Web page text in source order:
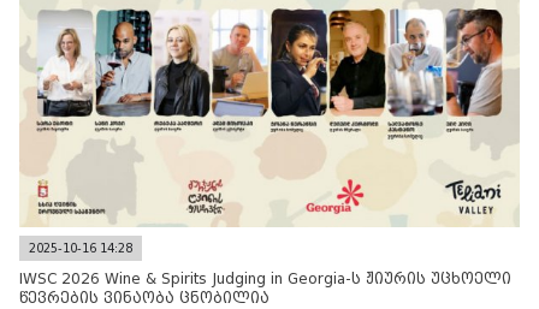
2025-10-16 14:28
IWSC 2026 Wine & Spirits Judging in Georgia-ს ჟიურის უცხოელი
წევრების ვინაობა ცნობილია